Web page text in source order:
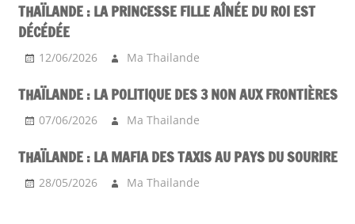
THAÏLANDE : LA PRINCESSE FILLE AÎNÉE DU ROI EST
DÉCÉDÉE
12/06/2026 Ma Thailande
THAÏLANDE : LA POLITIQUE DES 3 NON AUX FRONTIÈRES
07/06/2026 Ma Thailande
THAÏLANDE : LA MAFIA DES TAXIS AU PAYS DU SOURIRE
28/05/2026 Ma Thailande